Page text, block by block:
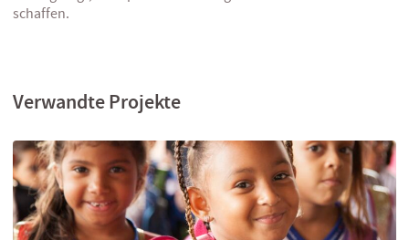
schaffen.
Verwandte Projekte